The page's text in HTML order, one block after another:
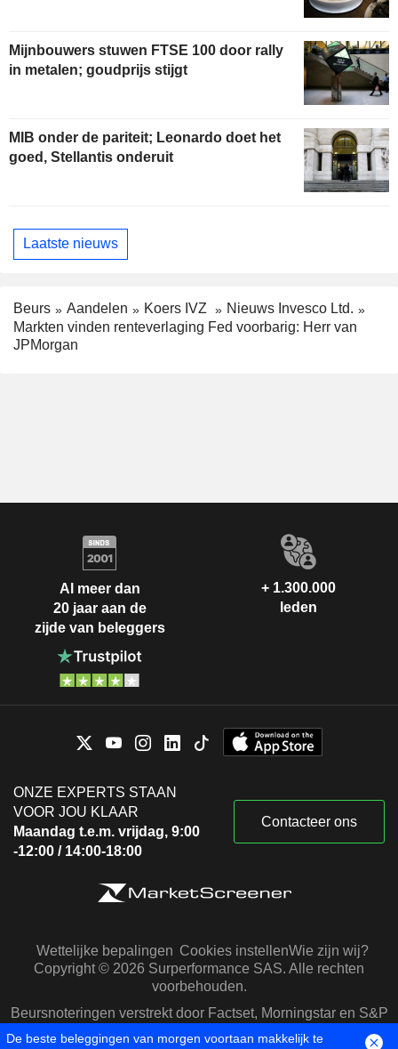
Mijnbouwers stuwen FTSE 100 door rally
in metalen; goudprijs stijgt
MIB onder de pariteit; Leonardo doet het
goed, Stellantis onderuit
Laatste nieuws
Beurs Aandelen Koers IVZ
Nieuws Invesco Ltd.
Markten vinden renteverlaging Fed voorbarig: Herr van
JPMorgan
Al meer dan
20 jaar aan de
zijde van beleggers
+ 1.300.000
leden
ONZE EXPERTS STAAN
VOOR JOU KLAAR
Maandag t.e.m. vrijdag, 9:00
-12:00 / 14:00-18:00
Contacteer ons
Wettelijke bepalingen Cookies instellenWie zijn wij?
Copyright © 2026 Surperformance SAS. Alle rechten
voorbehouden.
Beursnoteringen verstrekt door Factset, Morningstar en S&P
De beste beleggingen van morgen voortaan makkelijk te